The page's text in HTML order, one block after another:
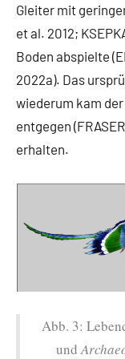
Gleiter mit
et al. 2012;
Boden abspielte
2022a). Das
wiederum kam
entgegen
erhalten.
Abb. 3:
und